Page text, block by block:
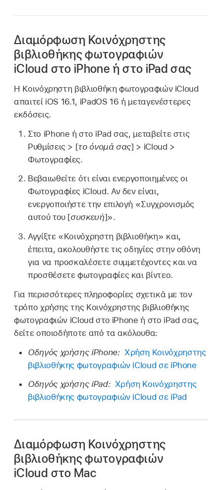
Διαμόρφωση Κοινόχρηστης
βιβλιοθήκης φωτογραφιών
iCloud στο iPhone ή στο iPad σας
Η Κοινόχρηστη βιβλιοθήκη φωτογραφιών iCloud
απαιτεί iOS 16.1, iPadOS 16 ή μεταγενέστερες
εκδόσεις.
Στο iPhone ή στο iPad σας, μεταβείτε στις
Ρυθμίσεις > [το όνομά σας] > iCloud >
Φωτογραφίες.
Βεβαιωθείτε ότι είναι ενεργοποιημένες οι
Φωτογραφίες iCloud. Αν δεν είναι,
ενεργοποιήστε την επιλογή «Συγχρονισμός
αυτού του [συσκευή]».
Αγγίξτε «Κοινόχρηστη βιβλιοθήκη» και,
έπειτα, ακολουθήστε τις οδηγίες στην οθόνη
για να προσκαλέσετε συμμετέχοντες και να
προσθέσετε φωτογραφίες και βίντεο.
Για περισσότερες πληροφορίες σχετικά με τον
τρόπο χρήσης της Κοινόχρηστης βιβλιοθήκης
φωτογραφιών iCloud στο iPhone ή στο iPad σας,
δείτε οποιοδήποτε από τα ακόλουθα:
Οδηγός χρήσης iPhone: Χρήση Κοινόχρηστης
βιβλιοθήκης φωτογραφιών iCloud σε iPhone
Οδηγός χρήσης iPad: Χρήση Κοινόχρηστης
βιβλιοθήκης φωτογραφιών iCloud σε iPad
Διαμόρφωση Κοινόχρηστης
βιβλιοθήκης φωτογραφιών
iCloud στο Mac